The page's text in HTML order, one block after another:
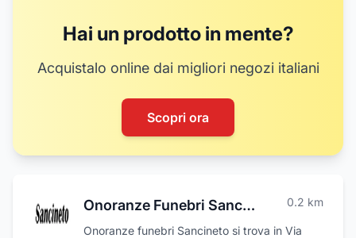
Hai un prodotto in mente?
Acquistalo online dai migliori negozi italiani
Scopri ora
Onoranze Funebri Sancineto 0.2 km
Onoranze funebri Sancineto si trova in Via